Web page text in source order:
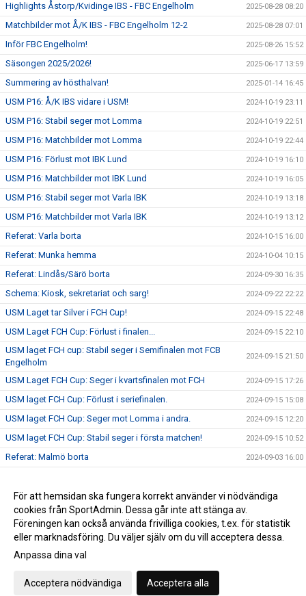
Highlights Åstorp/Kvidinge IBS - FBC Engelholm 2025-08-28 08:20
Matchbilder mot Å/K IBS - FBC Engelholm 12-2 2025-08-28 07:01
Inför FBC Engelholm! 2025-08-26 15:52
Säsongen 2025/2026! 2025-06-17 13:59
Summering av hösthalvan! 2025-01-14 16:45
USM P16: Å/K IBS vidare i USM! 2024-10-19 23:11
USM P16: Stabil seger mot Lomma 2024-10-19 22:51
USM P16: Matchbilder mot Lomma 2024-10-19 22:44
USM P16: Förlust mot IBK Lund 2024-10-19 16:10
USM P16: Matchbilder mot IBK Lund 2024-10-19 16:05
USM P16: Stabil seger mot Varla IBK 2024-10-19 13:18
USM P16: Matchbilder mot Varla IBK 2024-10-19 13:12
Referat: Varla borta 2024-10-15 16:00
Referat: Munka hemma 2024-10-04 10:15
Referat: Lindås/Särö borta 2024-09-30 16:35
Schema: Kiosk, sekretariat och sarg! 2024-09-22 22:22
USM Laget tar Silver i FCH Cup! 2024-09-15 22:48
USM Laget FCH Cup: Förlust i finalen... 2024-09-15 22:10
USM laget FCH cup: Stabil seger i Semifinalen mot FCB
Engelholm
2024-09-15 21:50
USM Laget FCH Cup: Seger i kvartsfinalen mot FCH 2024-09-15 17:26
USM laget FCH Cup: Förlust i seriefinalen. 2024-09-15 15:08
USM laget FCH Cup: Seger mot Lomma i andra. 2024-09-15 12:20
USM laget FCH Cup: Stabil seger i första matchen! 2024-09-15 10:52
Referat: Malmö borta 2024-09-03 16:00
Återblick: Miniturnering 2024-08-23 10:05
Summering: Försäsong! 2023-09-20 11:23
Gå till Webbversion
För att hemsidan ska fungera korrekt använder vi nödvändiga
cookies från SportAdmin. Dessa går inte att stänga av.
Föreningen kan också använda frivilliga cookies, t.ex. för statistik
eller marknadsföring. Du väljer själv om du vill acceptera dessa.
Anpassa dina val
Acceptera nödvändiga Acceptera alla